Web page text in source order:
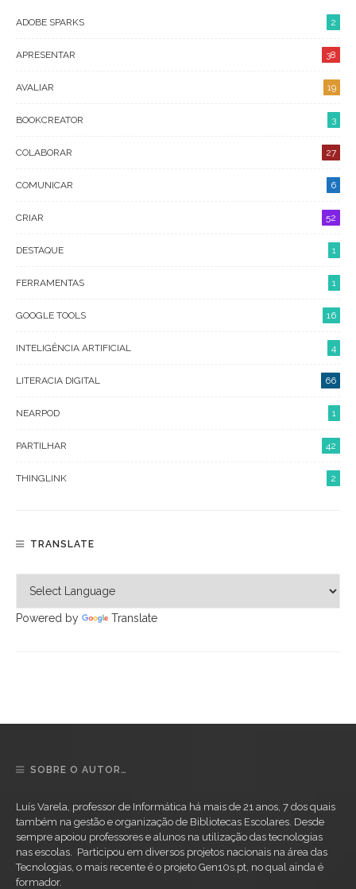
ADOBE SPARKS 2
APRESENTAR 38
AVALIAR 19
BOOKCREATOR 3
COLABORAR 27
COMUNICAR 6
CRIAR 52
DESTAQUE 1
FERRAMENTAS 1
GOOGLE TOOLS 16
INTELIGÊNCIA ARTIFICIAL 4
LITERACIA DIGITAL 66
NEARPOD 1
PARTILHAR 42
THINGLINK 2
TRANSLATE
Powered by Translate
SOBRE O AUTOR…
Luís Varela, professor de Informática há mais de 21 anos, 7 dos quais
também na gestão e organização de Bibliotecas Escolares. Desde
sempre apoiou professores e alunos na utilização das tecnologias
nas escolas. Participou em diversos projetos nacionais na área das
Tecnologias, o mais recente é o projeto Gen10s.pt, no qual ainda é
formador.